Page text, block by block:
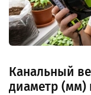
Канальный
диаметр (мм)